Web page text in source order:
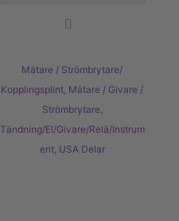
Mätare / Strömbrytare/
Kopplingsplint Mätare / Givare /
Strömbrytare
Tändning/El/Givare/Relä/Instrum
ent, USA Delar